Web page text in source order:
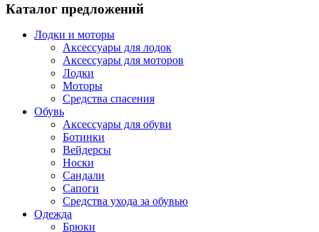
Каталог предложений
Лодки и моторы
Аксессуары для лодок
Аксессуары для моторов
Лодки
Моторы
Средства спасения
Обувь
Аксессуары для обуви
Ботинки
Вейдерсы
Носки
Сандали
Сапоги
Средства ухода за обувью
Одежда
Брюки